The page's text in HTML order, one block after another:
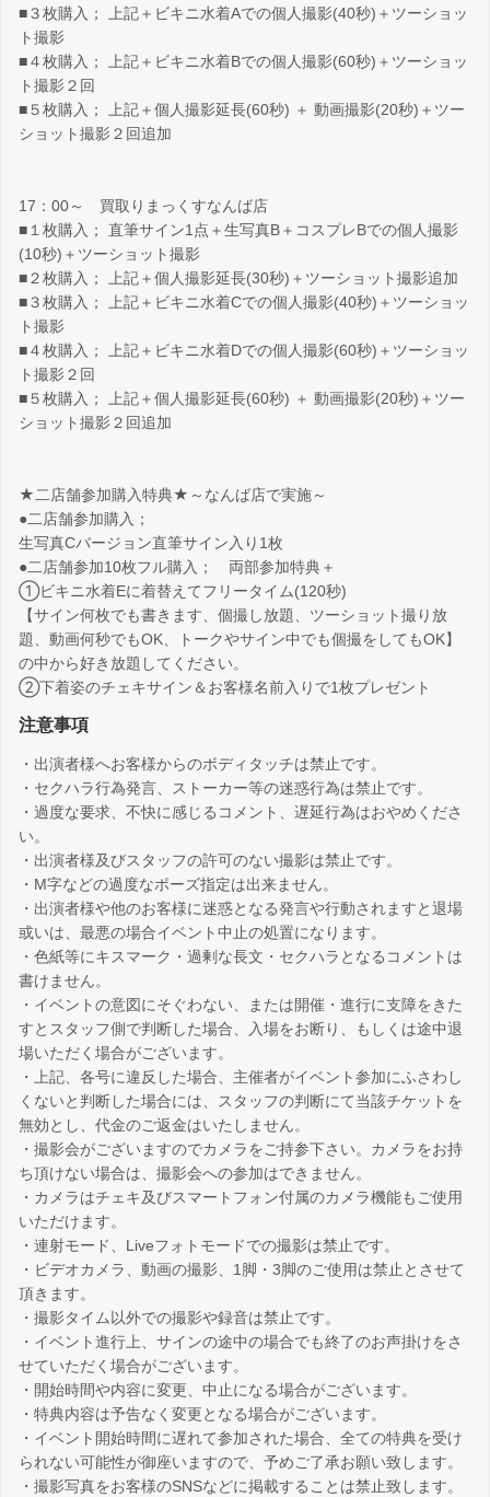
■３枚購入； 上記＋ビキニ水着Aでの個人撮影(40秒)＋ツーショッ
ト撮影
■４枚購入； 上記＋ビキニ水着Bでの個人撮影(60秒)＋ツーショッ
ト撮影２回
■５枚購入； 上記＋個人撮影延長(60秒) ＋ 動画撮影(20秒)＋ツー
ショット撮影２回追加
17：00～ 買取りまっくすなんば店
■１枚購入； 直筆サイン1点＋生写真B＋コスプレBでの個人撮影
(10秒)＋ツーショット撮影
■２枚購入； 上記＋個人撮影延長(30秒)＋ツーショット撮影追加
■３枚購入； 上記＋ビキニ水着Cでの個人撮影(40秒)＋ツーショッ
ト撮影
■４枚購入； 上記＋ビキニ水着Dでの個人撮影(60秒)＋ツーショッ
ト撮影２回
■５枚購入； 上記＋個人撮影延長(60秒) ＋ 動画撮影(20秒)＋ツー
ショット撮影２回追加
★二店舗参加購入特典★～なんば店で実施～
●二店舗参加購入；
生写真Cバージョン直筆サイン入り1枚
●二店舗参加10枚フル購入； 両部参加特典＋
①ビキニ水着Eに着替えてフリータイム(120秒)
【サイン何枚でも書きます、個撮し放題、ツーショット撮り放
題、動画何秒でもOK、トークやサイン中でも個撮をしてもOK】
の中から好き放題してください。
②下着姿のチェキサイン＆お客様名前入りで1枚プレゼント
注意事項
・出演者様へお客様からのボディタッチは禁止です。
・セクハラ行為発言、ストーカー等の迷惑行為は禁止です。
・過度な要求、不快に感じるコメント、遅延行為はおやめくださ
い。
・出演者様及びスタッフの許可のない撮影は禁止です。
・M字などの過度なポーズ指定は出来ません。
・出演者様や他のお客様に迷惑となる発言や行動されますと退場
或いは、最悪の場合イベント中止の処置になります。
・色紙等にキスマーク・過剰な長文・セクハラとなるコメントは
書けません。
・イベントの意図にそぐわない、または開催・進行に支障をきた
すとスタッフ側で判断した場合、入場をお断り、もしくは途中退
場いただく場合がございます。
・上記、各号に違反した場合、主催者がイベント参加にふさわし
くないと判断した場合には、スタッフの判断にて当該チケットを
無効とし、代金のご返金はいたしません。
・撮影会がございますのでカメラをご持参下さい。カメラをお持
ち頂けない場合は、撮影会への参加はできません。
・カメラはチェキ及びスマートフォン付属のカメラ機能もご使用
いただけます。
・連射モード、Liveフォトモードでの撮影は禁止です。
・ビデオカメラ、動画の撮影、1脚・3脚のご使用は禁止とさせて
頂きます。
・撮影タイム以外での撮影や録音は禁止です。
・イベント進行上、サインの途中の場合でも終了のお声掛けをさ
せていただく場合がございます。
・開始時間や内容に変更、中止になる場合がございます。
・特典内容は予告なく変更となる場合がございます。
・イベント開始時間に遅れて参加された場合、全ての特典を受け
られない可能性が御座いますので、予めご了承お願い致します。
・撮影写真をお客様のSNSなどに掲載することは禁止致します。